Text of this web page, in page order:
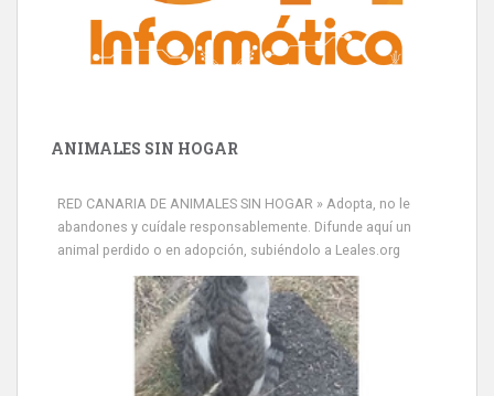
ANIMALES SIN HOGAR
RED CANARIA DE ANIMALES SIN HOGAR » Adopta, no le
abandones y cuídale responsablemente. Difunde aquí un
animal perdido o en adopción, subiéndolo a Leales.org